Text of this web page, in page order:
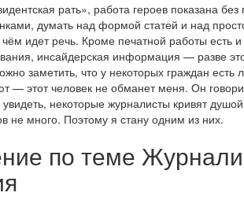
рать», работа героев показана
думать над формой статей и над
идет речь. Кроме печатной работы есть
инсайдерская информация — разве
заметить, что у некоторых граждан есть
— этот человек не обманет меня. Он
некоторые журналисты кривят
не много. Поэтому я стану одним из них.
по теме